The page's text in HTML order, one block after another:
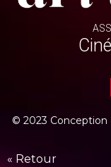
© 2023
« Retour